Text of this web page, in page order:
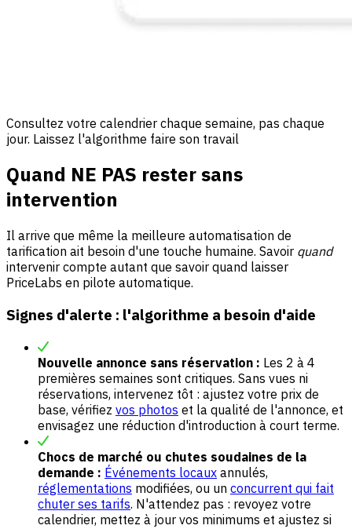
Consultez votre calendrier chaque semaine, pas chaque
jour. Laissez l'algorithme faire son travail
Quand NE PAS rester sans
intervention
Il arrive que même la meilleure automatisation de
tarification ait besoin d'une touche humaine. Savoir quand
intervenir compte autant que savoir quand laisser
PriceLabs en pilote automatique.
Signes d'alerte : l'algorithme a besoin d'aide
Nouvelle annonce sans réservation : Les 2 à 4
premières semaines sont critiques. Sans vues ni
réservations, intervenez tôt : ajustez votre prix de
base, vérifiez vos photos et la qualité de l'annonce, et
envisagez une réduction d'introduction à court terme.
Chocs de marché ou chutes soudaines de la
demande : Événements locaux annulés,
réglementations modifiées, ou un concurrent qui fait
chuter ses tarifs. N'attendez pas : revoyez votre
calendrier, mettez à jour vos minimums et ajustez si